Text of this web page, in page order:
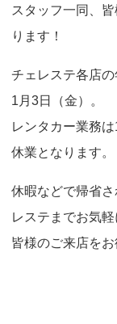
スタッフ一同、
ります！
チェレステ各店
1月3日（金）。
レンタカー業務
休業となります。
休暇などで帰省
レステまでお気
皆様のご来店をお